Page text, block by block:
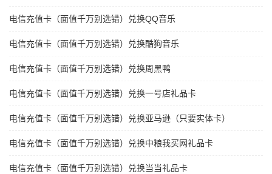
电信充值卡（面值千万别选错）兑换QQ音乐
电信充值卡（面值千万别选错）兑换酷狗音乐
电信充值卡（面值千万别选错）兑换周黑鸭
电信充值卡（面值千万别选错）兑换一号店礼品卡
电信充值卡（面值千万别选错）兑换亚马逊（只要实体卡）
电信充值卡（面值千万别选错）兑换中粮我买网礼品卡
电信充值卡（面值千万别选错）兑换当当礼品卡